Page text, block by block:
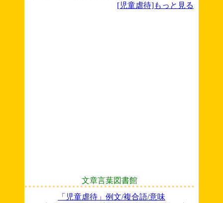
[児童虐待]もっと見る
文章言葉図書館
「児童虐待」例文/複合語/意味